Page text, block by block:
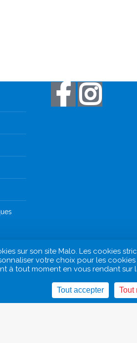
sur son site Malo. Les cookies
votre choix pour les
à tout moment en vous rendant
Tout accepter Tout